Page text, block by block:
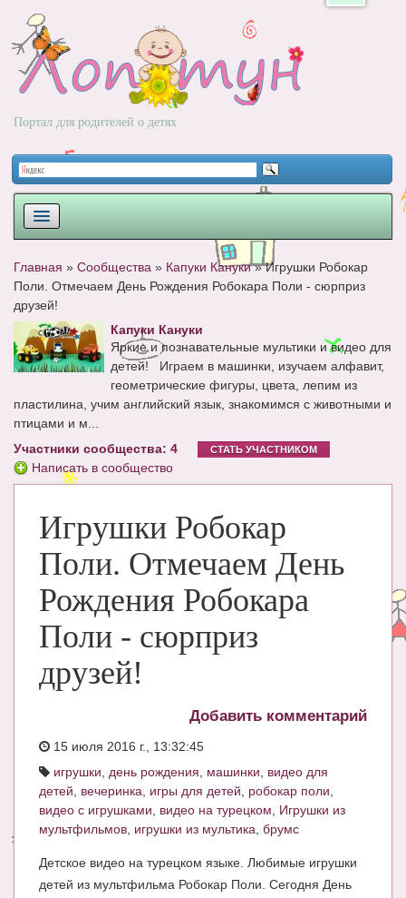
Портал для родителей о детях
РОДЫ
НОВОРОЖДЕННЫЙ
РАЗВИТИЕ
ЧАТ
КНИГИ
Сказки
ПСИХОЛОГИЯ
ЗДОРОВЬЕ
МОДА И КРАСОТА
КОНКУРСЫ
БЛОГИ
БЕРЕМЕННОСТЬ
Календарь беременности
МАМИНА БИБЛИОТЕКА
Главная » Сообщества » Капуки Кануки»Игрушки Робокар
Поли. Отмечаем День Рождения Робокара Поли - сюрприз
друзей!
Капуки Кануки
Яркие и познавательные мультики и видео для
детей! Играем в машинки, изучаем алфавит,
геометрические фигуры, цвета, лепим из
пластилина, учим английский язык, знакомимся с животными и
птицами и м...
Участники сообщества: 4
СТАТЬ УЧАСТНИКОМ
Написать в сообщество
Игрушки Робокар
Поли. Отмечаем День
Рождения Робокара
Поли - сюрприз
друзей!
Добавить комментарий
15 июля 2016 г., 13:32:45
игрушки
день рождения машинки
видео для
детей
вечеринка игры для детей робокар поли
видео с игрушками
видео на турецком
Игрушки из
мультфильмов игрушки из мультика брумс
Детское видео на турецком языке. Любимые игрушки
детей из мультфильма Робокар Поли. Сегодня День